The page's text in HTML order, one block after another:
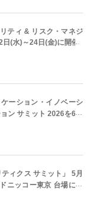
ティ & リスク・マネジ
日(水)～24日(金)に開催
ーション・イノベーシ
ン サミット 2026を6月
ィクス サミット」 5月
ニッコー東京 台場にて